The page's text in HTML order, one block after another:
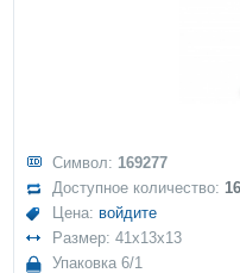
Символ: 169277
Доступное количество:
Цена: войдите
Размер: 41x13x13
Упаковка 6/1